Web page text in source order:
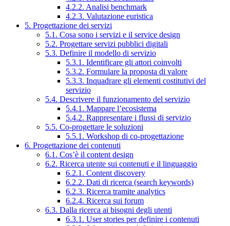
4.2.2. Analisi benchmark
4.2.3. Valutazione euristica
5. Progettazione dei servizi
5.1. Cosa sono i servizi e il service design
5.2. Progettare servizi pubblici digitali
5.3. Definire il modello di servizio
5.3.1. Identificare gli attori coinvolti
5.3.2. Formulare la proposta di valore
5.3.3. Inquadrare gli elementi costitutivi del
servizio
5.4. Descrivere il funzionamento del servizio
5.4.1. Mappare l’ecosistema
5.4.2. Rappresentare i flussi di servizio
5.5. Co-progettare le soluzioni
5.5.1. Workshop di co-progettazione
6. Progettazione dei contenuti
6.1. Cos’è il content design
6.2. Ricerca utente sui contenuti e il linguaggio
6.2.1. Content discovery
6.2.2. Dati di ricerca (search keywords)
6.2.3. Ricerca tramite analytics
6.2.4. Ricerca sui forum
6.3. Dalla ricerca ai bisogni degli utenti
6.3.1. User stories per definire i contenuti